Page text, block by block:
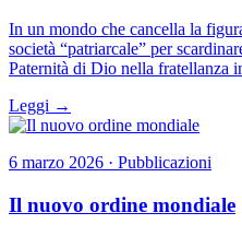
In un mondo che cancella la
società “patriarcale” per
Paternità di Dio nella fratellanza
Leggi →
6 marzo 2026 · Pubblicazioni
Il nuovo ordine mondiale